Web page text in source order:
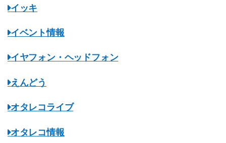
イッキ
イベント情報
イヤフォン・ヘッドフォン
えんどう
オタレコライブ
オタレコ情報